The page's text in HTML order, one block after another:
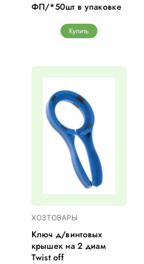
ФП/*50шт в упаковке
Купить
ХОЗТОВАРЫ
Ключ д/винтовых
крышек на 2 диам
Twist off